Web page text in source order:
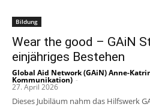
Bildung
Wear the good – GAiN
einjähriges Bestehen
Global Aid Network (GAiN) Anne-
Kommunikation) -
27. April 2026
Dieses Jubiläum nahm das Hilfswerk